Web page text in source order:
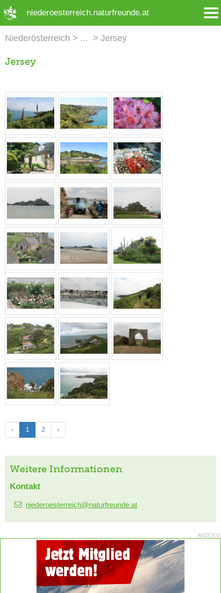
niederoesterreich.naturfreunde.at
Niederösterreich Jersey
Jersey
‹ 1 2 ›
Weitere Informationen
Kontakt
niederoesterreich@naturfreunde.at
ANZEIGE